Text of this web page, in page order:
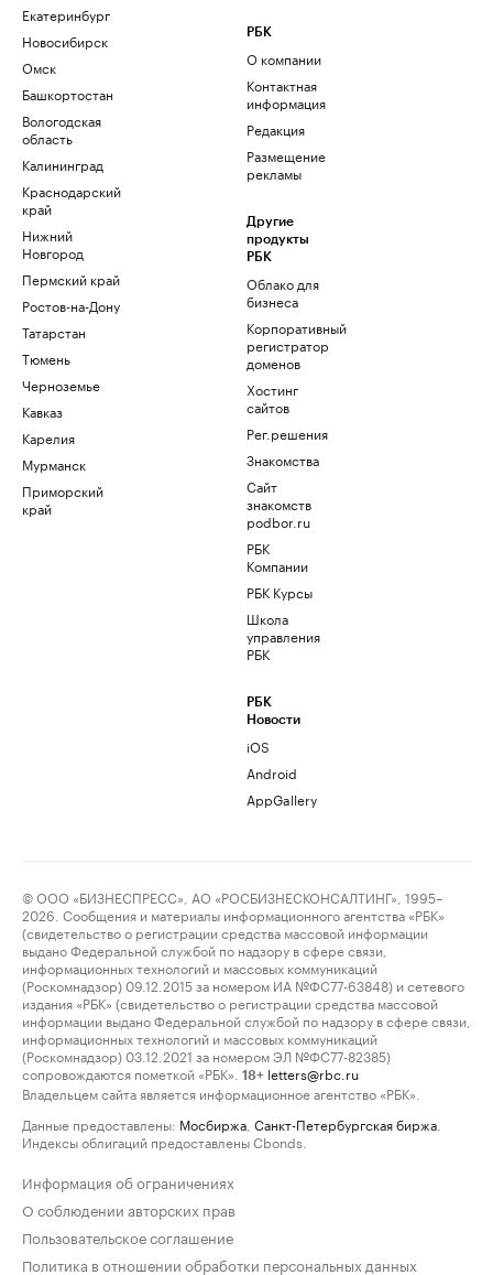
Екатеринбург
Новосибирск
Омск
Башкортостан
Вологодская
область
Калининград
Краснодарский
край
Нижний
Новгород
Пермский край
Ростов-на-Дону
Татарстан
Тюмень
Черноземье
Кавказ
Карелия
Мурманск
Приморский
край
РБК
О компании
Контактная
информация
Редакция
Размещение
рекламы
Другие
продукты
РБК
Облако для
бизнеса
Корпоративный
регистратор
доменов
Хостинг
сайтов
Рег.решения
Знакомства
Сайт
знакомств
podbor.ru
РБК
Компании
РБК Курсы
Школа
управления
РБК
РБК
Новости
iOS
Android
AppGallery
© ООО «БИЗНЕСПРЕСС», АО «РОСБИЗНЕСКОНСАЛТИНГ», 1995–
2026. Сообщения и материалы информационного агентства «РБК»
(свидетельство о регистрации средства массовой информации
выдано Федеральной службой по надзору в сфере связи,
информационных технологий и массовых коммуникаций
(Роскомнадзор) 09.12.2015 за номером ИА №ФС77-63848) и сетевого
издания «РБК» (свидетельство о регистрации средства массовой
информации выдано Федеральной службой по надзору в сфере связи,
информационных технологий и массовых коммуникаций
(Роскомнадзор) 03.12.2021 за номером ЭЛ №ФС77-82385)
сопровождаются пометкой «РБК».
18+ letters@rbc.ru
Владельцем сайта является информационное агентство «РБК».
Данные предоставлены: Мосбиржа Санкт-Петербургская биржа
Индексы облигаций предоставлены Cbonds.
Информация об ограничениях
О соблюдении авторских прав
Пользовательское соглашение
Политика в отношении обработки персональных данных